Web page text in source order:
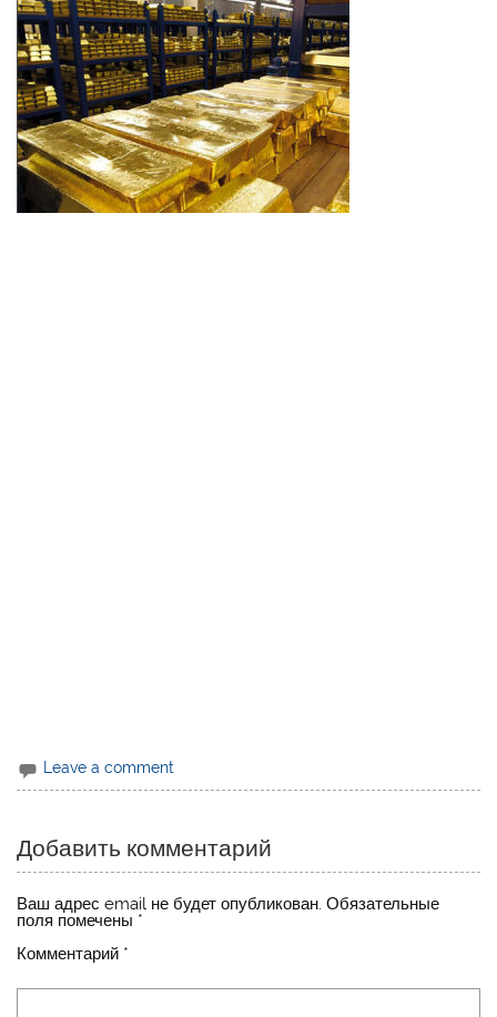
Leave a comment
Добавить комментарий
Ваш адрес email не будет опубликован. Обязательные
поля помечены *
Комментарий *